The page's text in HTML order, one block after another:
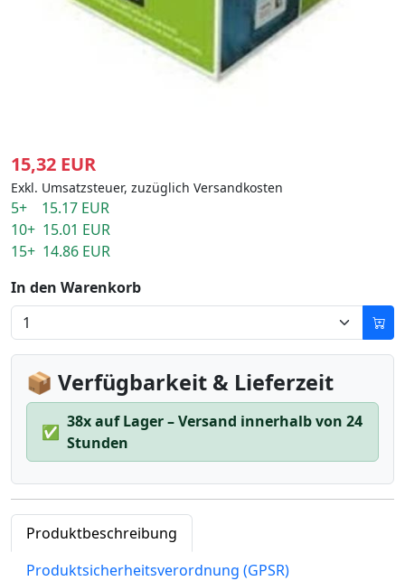
15,32 EUR
Exkl. Umsatzsteuer, zuzüglich Versandkosten
5+ 15.17 EUR
10+ 15.01 EUR
15+ 14.86 EUR
In den Warenkorb
📦 Verfügbarkeit & Lieferzeit
✅
38x auf Lager – Versand innerhalb von 24
Stunden
Produktbeschreibung
Produktsicherheitsverordnung (GPSR)